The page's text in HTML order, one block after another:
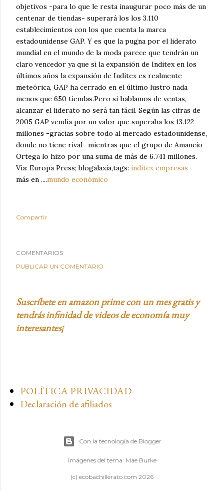
objetivos -para lo que le resta inaugurar poco más de un
centenar de tiendas- superará los los 3.110
establecimientos con los que cuenta la marca
estadounidense GAP. Y es que la pugna por el liderato
mundial en el mundo de la moda parece que tendrán un
claro vencedor ya que si la expansión de Inditex en los
últimos años la expansión de Inditex es realmente
meteórica, GAP ha cerrado en el último lustro nada
menos que 650 tiendas.Pero si hablamos de ventas,
alcanzar el liderato no será tan fácil. Según las cifras de
2005 GAP vendía por un valor que superaba los 13.122
millones -gracias sobre todo al mercado estadounidense,
donde no tiene rival- mientras que el grupo de Amancio
Ortega lo hizo por una suma de más de 6.741 millones.
Vía: Europa Press; blogalaxia,tags: inditex empresas
más en ....mundo económico
Compartir
COMENTARIOS
PUBLICAR UN COMENTARIO
Suscríbete en amazon prime con un mes gratis y
tendrás infinidad de videos de economía muy
interesantes¡
POLÍTICA PRIVACIDAD
Declaración de afiliados
Con la tecnología de Blogger
Imágenes del tema: Mae Burke
(c) ecobachillerato.com 2026